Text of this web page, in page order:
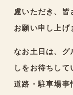
慮いただき、皆
お願い申し上げ
なお土日は、グ
しをお待ちして
道路・駐車場事